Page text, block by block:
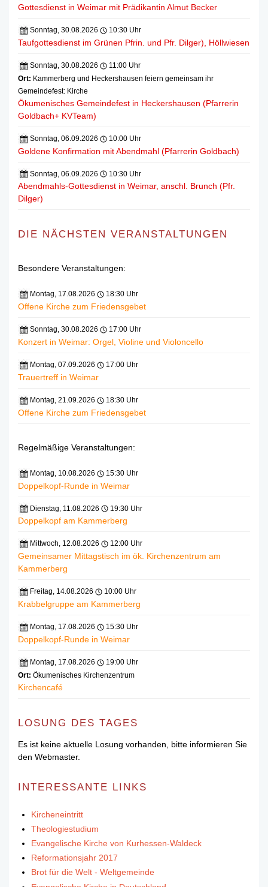
Gottesdienst in Weimar mit Prädikantin Almut Becker
Sonntag, 30.08.2026 10:30 Uhr
Taufgottesdienst im Grünen Pfrin. und Pfr. Dilger), Höllwiesen
Sonntag, 30.08.2026
11:00 Uhr
Ort: Kammerberg und Heckershausen feiern gemeinsam ihr
Gemeindefest: Kirche
Ökumenisches Gemeindefest in Heckershausen (Pfarrerin
Goldbach+ KVTeam)
Sonntag, 06.09.2026 10:00 Uhr
Goldene Konfirmation mit Abendmahl (Pfarrerin Goldbach)
Sonntag, 06.09.2026 10:30 Uhr
Abendmahls-Gottesdienst in Weimar, anschl. Brunch (Pfr.
Dilger)
DIE NÄCHSTEN VERANSTALTUNGEN
Besondere Veranstaltungen:
Montag, 17.08.2026 18:30 Uhr
Offene Kirche zum Friedensgebet
Sonntag, 30.08.2026 17:00 Uhr
Konzert in Weimar: Orgel, Violine und Violoncello
Montag, 07.09.2026 17:00 Uhr
Trauertreff in Weimar
Montag, 21.09.2026 18:30 Uhr
Offene Kirche zum Friedensgebet
Regelmäßige Veranstaltungen:
Montag, 10.08.2026 15:30 Uhr
Doppelkopf-Runde in Weimar
Dienstag, 11.08.2026 19:30 Uhr
Doppelkopf am Kammerberg
Mittwoch, 12.08.2026 12:00 Uhr
Gemeinsamer Mittagstisch im ök. Kirchenzentrum am
Kammerberg
Freitag, 14.08.2026 10:00 Uhr
Krabbelgruppe am Kammerberg
Montag, 17.08.2026 15:30 Uhr
Doppelkopf-Runde in Weimar
Montag, 17.08.2026
19:00 Uhr
Ort: Ökumenisches Kirchenzentrum
Kirchencafé
LOSUNG DES TAGES
Es ist keine aktuelle Losung vorhanden, bitte informieren Sie
den Webmaster.
INTERESSANTE LINKS
Kircheneintritt
Theologiestudium
Evangelische Kirche von Kurhessen-Waldeck
Reformationsjahr 2017
Brot für die Welt - Weltgemeinde